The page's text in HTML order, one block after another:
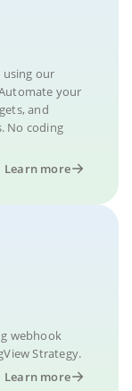
using our
your
and
No coding
Learn more
webhook
Strategy.
Learn more